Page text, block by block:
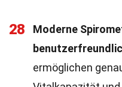
28
Moderne
ermöglichen